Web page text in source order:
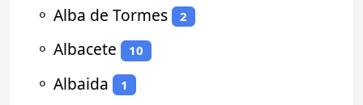
⚬ Alba de Tormes 2
⚬ Albacete 10
⚬ Albaida 1